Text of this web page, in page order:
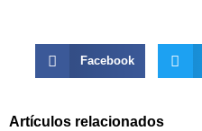
Facebook
Artículos relacionados